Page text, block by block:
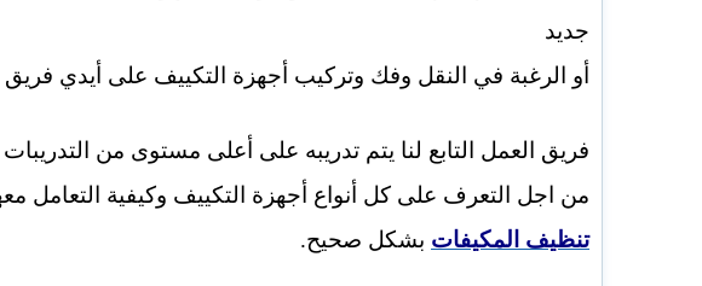
جديد
أو الرغبة في النقل وفك وتركيب أجهزة التكييف على أيدي فريق
فريق العمل التابع لنا يتم تدريبه على أعلى مستوى من
من اجل التعرف على كل أنواع أجهزة التكييف وكيفية التعامل
تنظيف المكيفات بشكل صحيح.